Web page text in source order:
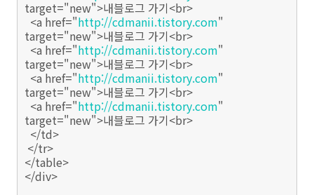
target="new">내블로그 가기<br>
<a href="http://cdmanii.tistory.com"
target="new">내블로그 가기<br>
<a href="http://cdmanii.tistory.com"
target="new">내블로그 가기<br>
<a href="http://cdmanii.tistory.com"
target="new">내블로그 가기<br>
<a href="http://cdmanii.tistory.com"
target="new">내블로그 가기<br>
</td>
</tr>
</table>
</div>